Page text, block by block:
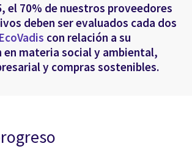
el 70% de nuestros proveedores
deben ser evaluados cada dos
EcoVadis con relación a su
en materia social y ambiental,
y compras sostenibles.